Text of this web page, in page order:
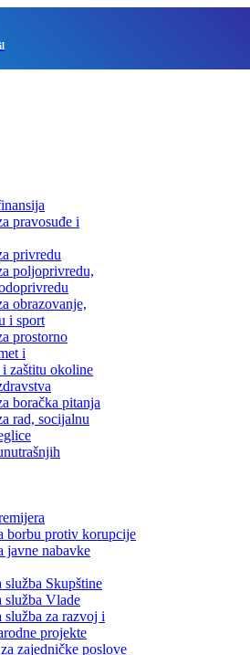
pravosuđe i
privredu
poljoprivredu,
obrazovanje,
i sport
prostorno
i
zaštitu okoline
boračka pitanja
rad, socijalnu
borbu protiv korupcije
javne nabavke
služba Skupštine
služba Vlade
služba za razvoj i
projekte
zajedničke poslove